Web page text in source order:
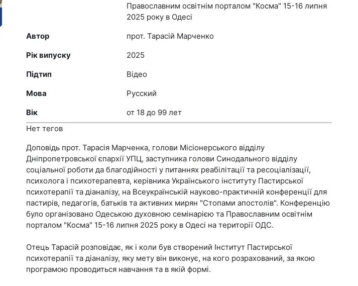
Православним освітнім порталом "Косма" 15-16 липня
2025 року в Одесі
Автор
прот. Тарасій Марченко
Рік випуску
2025
Підтип
Відео
Мова
Русский
Вік
от 18 до 99 лет
Нет тегов
Доповідь прот. Тарасія Марченка, голови Місіонерського відділу
Дніпропетровської єпархії УПЦ, заступника голови Синодального відділу
соціальної роботи да благодійності у питаннях реабілітації та ресоціалізації,
психолога і психотерапевта, керівника Українського інституту Пастирської
психотерапії та діаналізу, на Всеукраїнській науково-практичній конференції для
пастирів, педагогів, батьків та активних мирян "Стопами апостолів". Конференцію
було організовано Одеською духовною семінарією та Православним освітнім
порталом "Косма" 15-16 липня 2025 року в Одесі на території ОДС.
Отець Тарасій розповідає, як і коли був створений Інститут Пастирської
психотерапії та діаналізу, яку мету він виконує, на кого розрахований, за якою
програмою проводиться навчання та в якій формі.